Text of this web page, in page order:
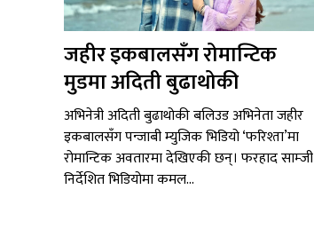
जहीर इकबालसँग रोमान्टिक
मुडमा अदिती बुढाथोकी
अभिनेत्री अदिती बुढाथोकी बलिउड अभिनेता जहीर
इकबालसँग पन्जाबी म्युजिक भिडियो ‘फरिश्ता’मा
रोमान्टिक अवतारमा देखिएकी छन्। फरहाद साम्जी
निर्देशित भिडियोमा कमल...